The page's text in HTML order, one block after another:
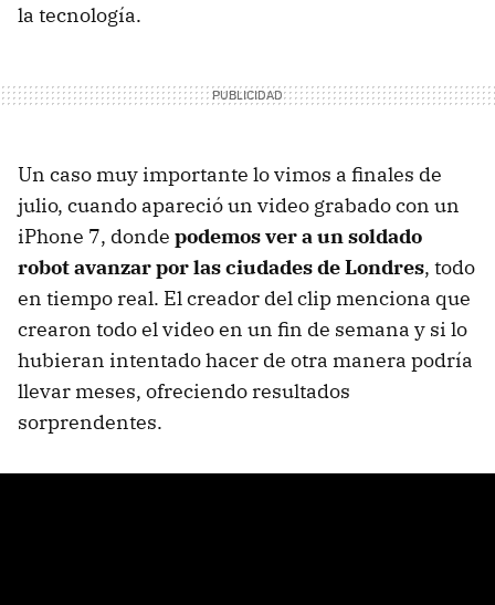
la tecnología.
Un caso muy importante lo vimos a finales de
julio, cuando apareció un video grabado con un
iPhone 7, donde podemos ver a un soldado
robot avanzar por las ciudades de Londres, todo
en tiempo real. El creador del clip menciona que
crearon todo el video en un fin de semana y si lo
hubieran intentado hacer de otra manera podría
llevar meses, ofreciendo resultados
sorprendentes.